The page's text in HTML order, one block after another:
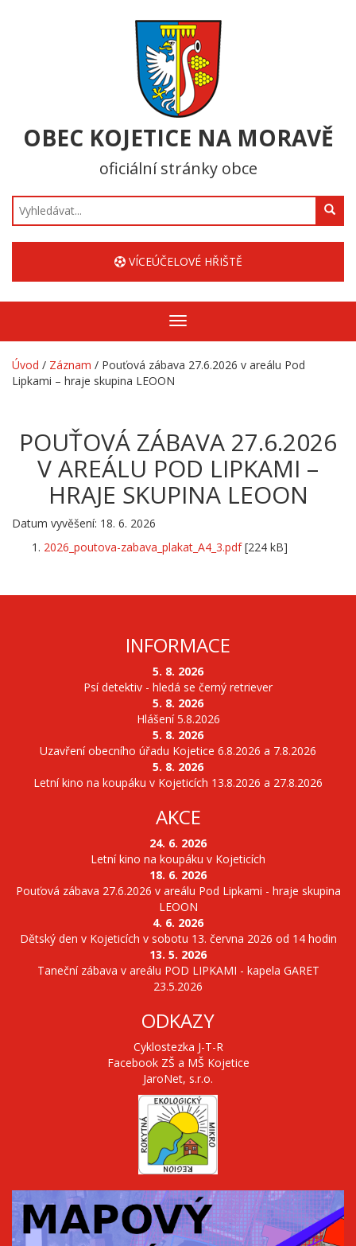
OBEC KOJETICE NA MORAVĚ
oficiální stránky obce
Hledat
VÍCEÚČELOVÉ HŘIŠTĚ
Zobrazit/skrýt
navigaci
Úvod / Záznam / Pouťová zábava 27.6.2026 v areálu Pod
Lipkami – hraje skupina LEOON
POUŤOVÁ ZÁBAVA 27.6.2026
V AREÁLU POD LIPKAMI –
HRAJE SKUPINA LEOON
Datum vyvěšení: 18. 6. 2026
2026_poutova-zabava_plakat_A4_3.pdf[224 kB]
INFORMACE
5. 8. 2026
Psí detektiv - hledá se černý retriever
5. 8. 2026
Hlášení 5.8.2026
5. 8. 2026
Uzavření obecního úřadu Kojetice 6.8.2026 a 7.8.2026
5. 8. 2026
Letní kino na koupáku v Kojeticích 13.8.2026 a 27.8.2026
AKCE
24. 6. 2026
Letní kino na koupáku v Kojeticích
18. 6. 2026
Pouťová zábava 27.6.2026 v areálu Pod Lipkami - hraje skupina
LEOON
4. 6. 2026
Dětský den v Kojeticích v sobotu 13. června 2026 od 14 hodin
13. 5. 2026
Taneční zábava v areálu POD LIPKAMI - kapela GARET
23.5.2026
ODKAZY
Cyklostezka J-T-R
Facebook ZŠ a MŠ Kojetice
JaroNet, s.r.o.